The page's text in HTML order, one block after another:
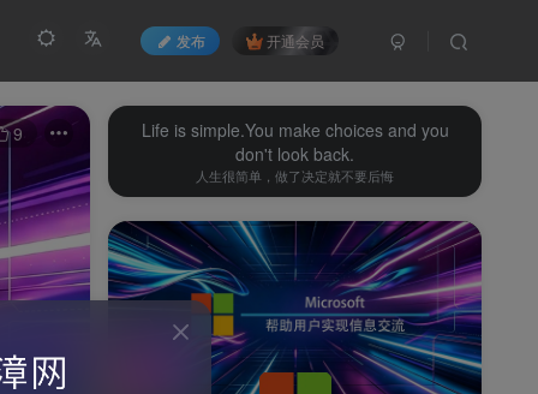
发布 开通会员
9
Life is simple.You make choices and you
don't look back.
人生很简单，做了决定就不要后悔